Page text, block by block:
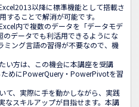
以降に標準機能として搭載さ
ることで解消が可能です。
内で複数のデータを「データモデ
データでも利活用できるようにな
ミング言語の習得が不要なので、機
い方は、この機会に本講座を受講
めにPowerQuery・PowerPivotを習
て、実際に手を動かしながら、実践
なスキルアップが目指せます。本講